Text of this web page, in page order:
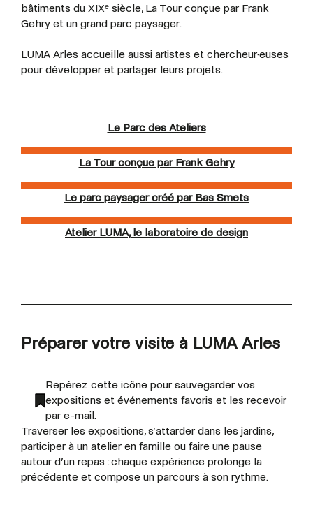
bâtiments du XIXᵉ siècle, La Tour conçue par Frank
Gehry et un grand parc paysager.
LUMA Arles accueille aussi artistes et chercheur·euses
pour développer et partager leurs projets.
Le Parc des Ateliers
La Tour conçue par Frank Gehry
Le parc paysager créé par Bas Smets
Atelier LUMA, le laboratoire de design
Préparer votre visite à LUMA Arles
Repérez cette icône pour sauvegarder vos
expositions et événements favoris et les recevoir
par e-mail.
Traverser les expositions, s’attarder dans les jardins,
participer à un atelier en famille ou faire une pause
autour d’un repas : chaque expérience prolonge la
précédente et compose un parcours à son rythme.